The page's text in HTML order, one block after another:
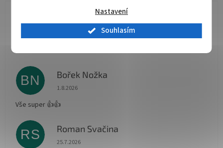
Nastavení
Souhlasím
RH Hodnocení obchodu je 5 z 5 hvězdiček.
Vše O.K.
BN Bořek Nožka
Hodnocení obchodu je 5 z 5 hvězdiček.
1.8.2026
Vše super 👍👍
RS Roman Svačina
Hodnocení obchodu je 5 z 5 hvězdiček.
25.7.2026